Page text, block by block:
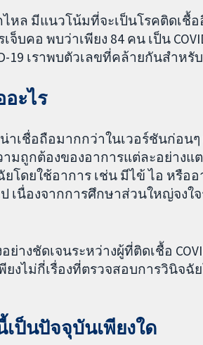
ล มีแนวโน้มที่จะเป็นโรคติดเชื้ออื่
บคอ พบว่าเพียง 84 คน เป็น
19 เราพบตัวเลขที่คล้ายกันสำห
ะไร
เชื่อถือมากกว่าในเวอร์ชันก่อนๆ
มถูกต้องของอาการแต่ละอย่างแ
โดยใช้อาการ เช่น มีไข้ ไอ หรือ
เนื่องจากการศึกษาส่วนใหญ่จงใ
างชัดเจนระหว่างผู้ที่ติดเชื้อ
งไม่กี่เรื่องที่ตรวจสอบการวินิจฉัย
ป็นปัจจุบันเพียงใด